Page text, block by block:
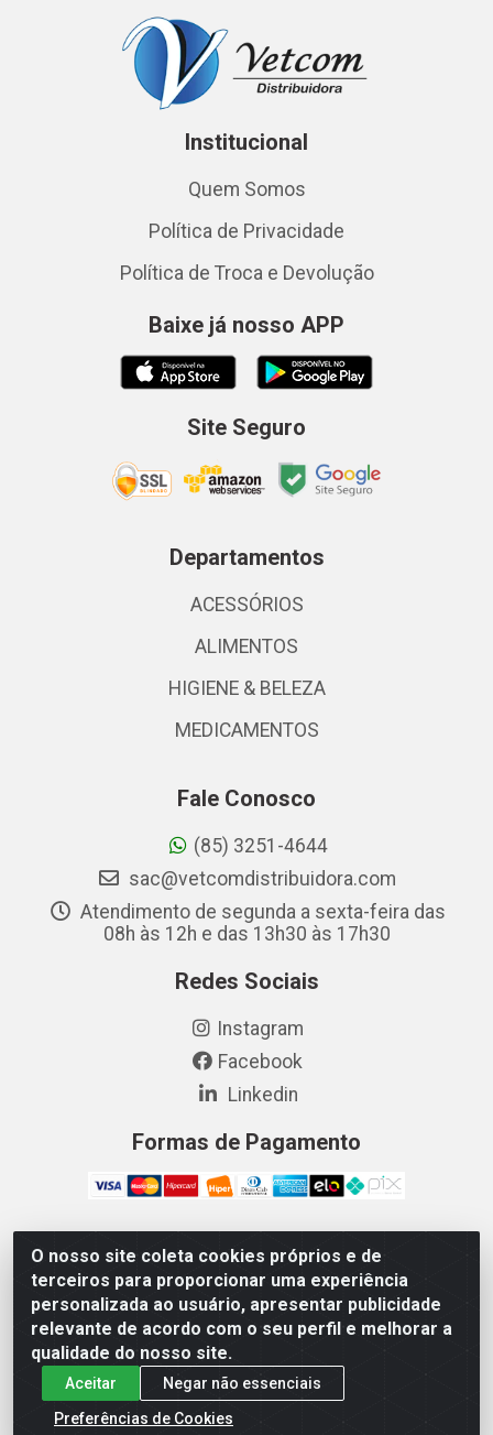
O nosso site coleta cookies próprios e de
terceiros para proporcionar uma experiência
personalizada ao usuário, apresentar publicidade
relevante de acordo com o seu perfil e melhorar a
qualidade do nosso site.
Aceitar
Negar não essenciais
Preferências de Cookies
Institucional
Quem Somos
Política de Privacidade
Política de Troca e Devolução
Baixe já nosso APP
Site Seguro
Departamentos
ACESSÓRIOS
ALIMENTOS
HIGIENE & BELEZA
MEDICAMENTOS
Fale Conosco
(85) 3251-4644
sac@vetcomdistribuidora.com
Atendimento de segunda a sexta-feira das
08h às 12h e das 13h30 às 17h30
Redes Sociais
Instagram
Facebook
Linkedin
Formas de Pagamento
Vetcom Distribuidora de Rações LTDA - Rua Maximiano
Barreto, 1040 - Barroso, Fortaleza/CE - CEP 60.863-260
- CNPJ 26.133.872/0001-11